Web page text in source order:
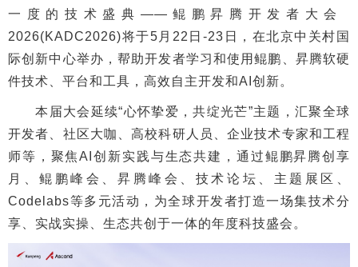
一度的技术盛典——鲲鹏昇腾开发者大会
2026(KADC2026)将于5月22日-23日，在北京中关村国
际创新中心举办，帮助开发者学习和使用鲲鹏、昇腾软硬
件技术、平台和工具，高效自主开发和AI创新。
本届大会延续“心怀挚爱，共绽光芒”主题，汇聚全球
开发者、社区大咖、高校科研人员、企业技术专家和工程
师等，聚焦AI创新实践与生态共建，通过鲲鹏昇腾创享
月、鲲鹏峰会、昇腾峰会、技术论坛、主题展区、
Codelabs等多元活动，为全球开发者打造一场集技术分
享、实战实操、生态共创于一体的年度科技盛会。